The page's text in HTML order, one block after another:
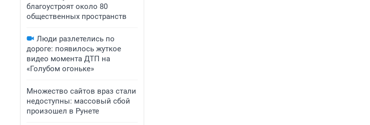
благоустроят около 80
общественных пространств
Люди разлетелись по
дороге: появилось жуткое
видео момента ДТП на
«Голубом огоньке»
Множество сайтов враз стали
недоступны: массовый сбой
произошел в Рунете